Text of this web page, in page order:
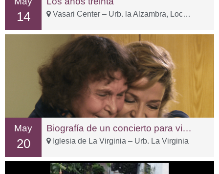
14 Vasari Center – Urb. la Alzambra, Local 3-1
May
20
Biografía de un concierto para violín
Iglesia de La Virginia – Urb. La Virginia